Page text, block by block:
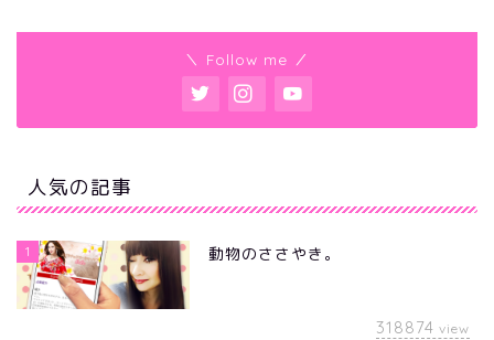
＼ Follow me ／
人気の記事
1 動物のささやき。
318874 view